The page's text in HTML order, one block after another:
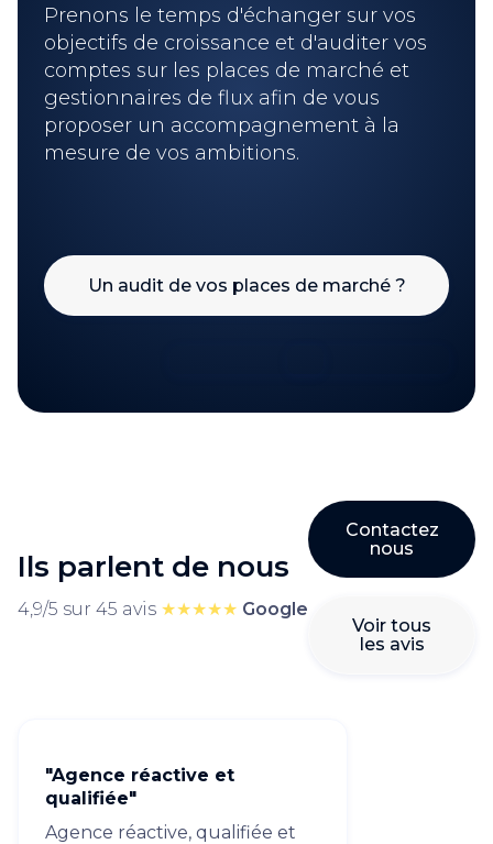
Prenons le temps d'échanger sur vos
objectifs de croissance et d'auditer vos
comptes sur les places de marché et
gestionnaires de flux afin de vous
proposer un accompagnement à la
mesure de vos ambitions.
Un audit de vos places de marché ?
Ils parlent de nous
4,9/5 sur 45 avis ★★★★★ Google
Contactez
nous
Voir tous
les avis
"Agence réactive et
qualifiée"
Agence réactive, qualifiée et